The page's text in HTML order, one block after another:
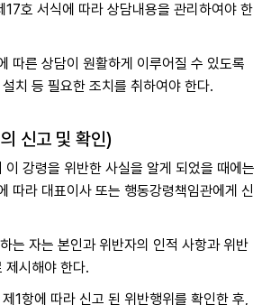
17호 서식에 따라 상담내용을 관리하여야 한
따른 상담이 원활하게 이루어질 수 있도록
치 등 필요한 조치를 취하여야 한다.
신고 및 확인)
이 강령을 위반한 사실을 알게 되었을 때에는
따라 대표이사 또는 행동강령책임관에게 신
는 자는 본인과 위반자의 인적 사항과 위반
제시해야 한다.
1항에 따라 신고 된 위반행위를 확인한 후,